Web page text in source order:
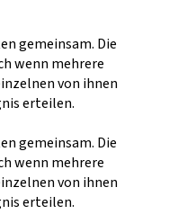
gemeinsam. Die
wenn mehrere
von ihnen
erteilen.
gemeinsam. Die
wenn mehrere
von ihnen
erteilen.